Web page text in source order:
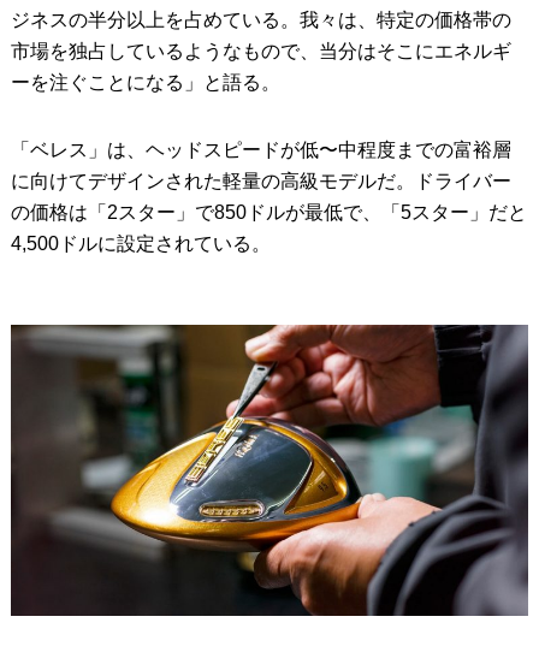
ジネスの半分以上を占めている。我々は、特定の価格帯の
市場を独占しているようなもので、当分はそこにエネルギ
ーを注ぐことになる」と語る。
「ベレス」は、ヘッドスピードが低〜中程度までの富裕層
に向けてデザインされた軽量の高級モデルだ。ドライバー
の価格は「2スター」で850ドルが最低で、「5スター」だと
4,500ドルに設定されている。